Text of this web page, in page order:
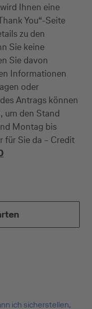
Ihnen eine
You“-Seite
zu den
Sie keine
Sie davon
Informationen
oder
Antrags können
um den Stand
Montag bis
Sie da – Credit
ich sicherstellen,